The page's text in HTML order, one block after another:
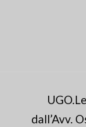
dall’Avv.